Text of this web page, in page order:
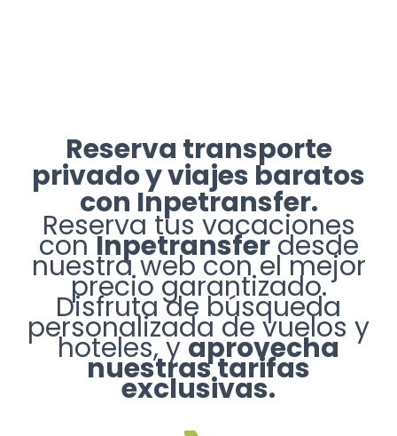
Reserva transporte
privado y viajes baratos
con Inpetransfer.
Reserva tus vacaciones
conInpetransferdesde
nuestra web con el mejor
precio garantizado.
Disfruta de búsqueda
personalizada de vuelos y
hoteles, yaprovecha
nuestras tarifas
exclusivas.